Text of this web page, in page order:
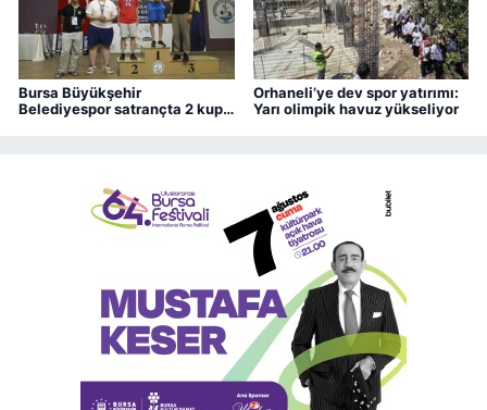
Bursa Büyükşehir
Belediyespor satrançta 2 kupa
Orhaneli’ye dev spor yatırımı:
Yarı olimpik havuz yükseliyor